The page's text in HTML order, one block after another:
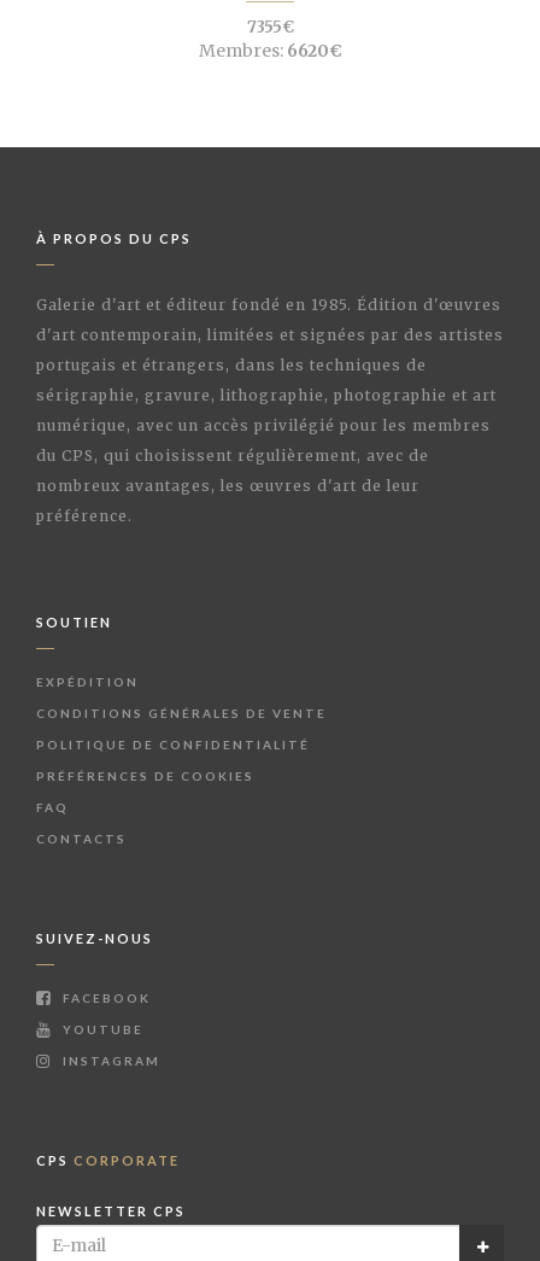
7355€
Membres:6620€
À PROPOS DU CPS
Galerie d'art et éditeur fondé en 1985. Édition d'œuvres
d'art contemporain, limitées et signées par des artistes
portugais et étrangers, dans les techniques de
sérigraphie, gravure, lithographie, photographie et art
numérique, avec un accès privilégié pour les membres
du CPS, qui choisissent régulièrement, avec de
nombreux avantages, les œuvres d'art de leur
préférence.
SOUTIEN
EXPÉDITION
CONDITIONS GÉNÉRALES DE VENTE
POLITIQUE DE CONFIDENTIALITÉ
PRÉFÉRENCES DE COOKIES
FAQ
CONTACTS
SUIVEZ-NOUS
FACEBOOK
YOUTUBE
INSTAGRAM
CPS CORPORATE
NEWSLETTER CPS